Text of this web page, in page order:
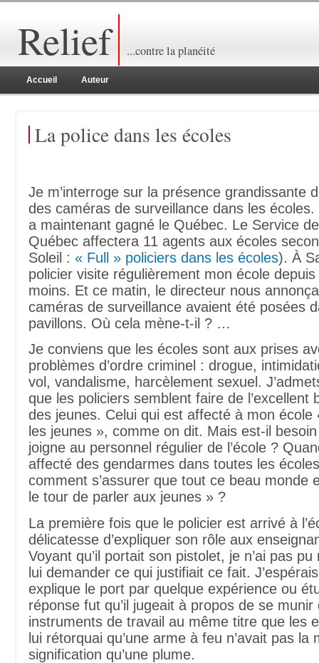
Relief ...contre la planéité
Accueil Auteur
La police dans les écoles
Je m’interroge sur la présence grandissante
des caméras de surveillance dans les
a maintenant gagné le Québec. Le Service
Québec affectera 11 agents aux écoles
Soleil : « Full » policiers dans les écoles). À
policier visite régulièrement mon école
moins. Et ce matin, le directeur nous
caméras de surveillance avaient été posées
pavillons. Où cela mène-t-il ? …
Je conviens que les écoles sont aux prises
problèmes d’ordre criminel : drogue,
vol, vandalisme, harcèlement sexuel.
que les policiers semblent faire de l’excellent
des jeunes. Celui qui est affecté à mon école
les jeunes », comme on dit. Mais est-il
joigne au personnel régulier de l’école ?
affecté des gendarmes dans toutes les
comment s’assurer que tout ce beau monde
le tour de parler aux jeunes » ?
La première fois que le policier est arrivé à
délicatesse d’expliquer son rôle aux
Voyant qu’il portait son pistolet, je n’ai pas pu
lui demander ce qui justifiait ce fait. J’espérais
explique le port par quelque expérience ou
réponse fut qu’il jugeait à propos de se munir
instruments de travail au même titre que les
lui rétorquai qu’une arme à feu n’avait pas la
signification qu’une plume.